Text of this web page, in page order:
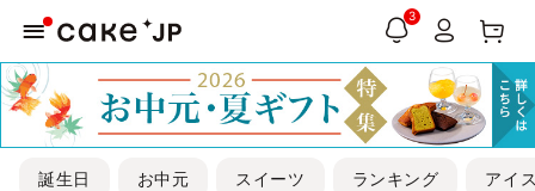
3
誕生日 お中元 スイーツ ランキング アイ